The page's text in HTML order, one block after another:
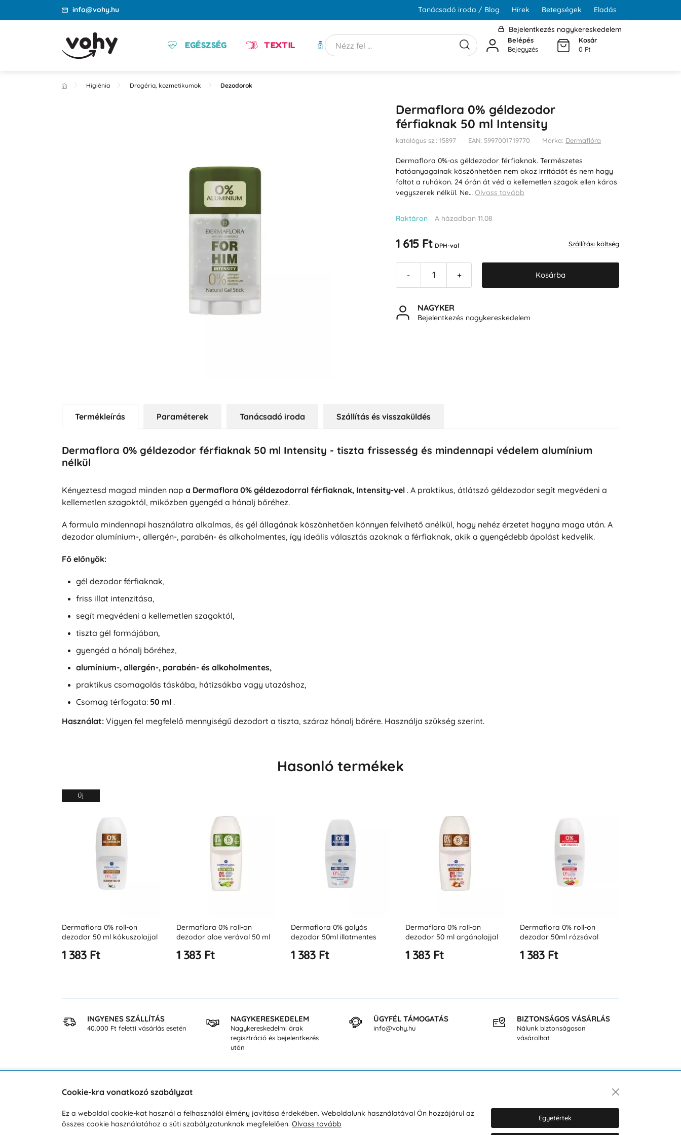
info@vohy.hu Tanácsadó iroda / Blog Hírek Betegségek Eladás
Bejelentkezés nagykereskedelem
EGÉSZSÉG TEXTIL HIGIÉNIA
Belépés
Bejegyzés
Kosár
0 Ft
Higiénia Drogéria, kozmetikumok Dezodorok
Dermaflora 0% géldezodor
férfiaknak 50 ml Intensity
katalógus sz.: 15897 EAN: 5997001719770 Márka: Dermaflóra
Dermaflora 0%-os géldezodor férfiaknak. Természetes
hatóanyagainak köszönhetően nem okoz irritációt és nem hagy
foltot a ruhákon. 24 órán át véd a kellemetlen szagok ellen káros
vegyszerek nélkül. Ne…Olvass tovább
Raktáron A házadban 11.08
1 615 Ft DPH-val Szállítási költség
- + Kosárba
NAGYKER
Bejelentkezés nagykereskedelem
Termékleírás Paraméterek Tanácsadó iroda Szállítás és visszaküldés
Dermaflora 0% géldezodor férfiaknak 50 ml Intensity - tiszta frissesség és mindennapi védelem alumínium
nélkül
Kényeztesd magad minden nap a Dermaflora 0% géldezodorral férfiaknak, Intensity-vel. A praktikus, átlátszó géldezodor segít megvédeni a
kellemetlen szagoktól, miközben gyengéd a hónalj bőréhez.
A formula mindennapi használatra alkalmas, és gél állagának köszönhetően könnyen felvihető anélkül, hogy nehéz érzetet hagyna maga után. A
dezodor alumínium-, allergén-, parabén- és alkoholmentes, így ideális választás azoknak a férfiaknak, akik a gyengédebb ápolást kedvelik.
Fő előnyök:
gél dezodor férfiaknak,
friss illat intenzitása,
segít megvédeni a kellemetlen szagoktól,
tiszta gél formájában,
gyengéd a hónalj bőréhez,
alumínium-, allergén-, parabén- és alkoholmentes,
praktikus csomagolás táskába, hátizsákba vagy utazáshoz,
Csomag térfogata: 50 ml.
Használat:Vigyen fel megfelelő mennyiségű dezodort a tiszta, száraz hónalj bőrére. Használja szükség szerint.
Hasonló termékek
Dermaflora 0% roll-on
dezodor aloe verával 50 ml
1 383 Ft
Dermaflora 0% golyós
dezodor 50ml illatmentes
1 383 Ft
Dermaflora 0% roll-on
dezodor 50 ml argánolajjal
1 383 Ft
Dermaflora 0% roll-on
dezodor 50ml rózsával
1 383 Ft
Dermaflora 0% dezodor
spray férfiaknak 150ml
1 383 Ft
INGYENES SZÁLLÍTÁS
40.000 Ft feletti vásárlás esetén
NAGYKERESKEDELEM
Nagykereskedelmi árak
regisztráció és bejelentkezés
után
ÜGYFÉL TÁMOGATÁS
info@vohy.hu
BIZTONSÁGOS VÁSÁRLÁS
Nálunk biztonságosan
vásárolhat
Hétköznap 8:00-tól 16:00-ig Reklamáció / Áru visszaküldése
Cookie-kra vonatkozó szabályzat
Ez a weboldal cookie-kat használ a felhasználói élmény javítása érdekében. Weboldalunk használatával Ön hozzájárul az
összes cookie használatához a süti szabályzatunknak megfelelően. Olvass tovább
Egyetértek